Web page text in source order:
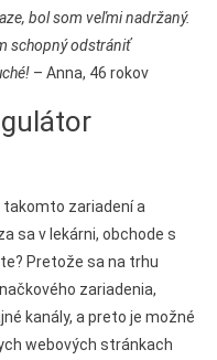
bol som veľmi nadržaný.
schopný odstrániť
– Anna, 46 rokov
takomto zariadení a
sa v lekárni, obchode s
Pretože sa na trhu
zariadenia,
kanály, a preto je možné
webových stránkach